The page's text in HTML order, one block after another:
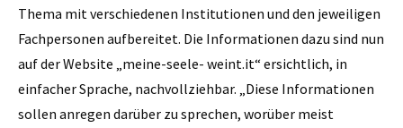
Thema mit verschiedenen Institutionen und den jeweiligen
Fachpersonen aufbereitet. Die Informationen dazu sind nun
auf der Website „meine-seele- weint.it“ ersichtlich, in
einfacher Sprache, nachvollziehbar. „Diese Informationen
sollen anregen darüber zu sprechen, worüber meist